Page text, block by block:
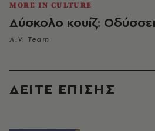
MORE IN CULTURE
Δύσκολο κουίζ:
A.V. Team
ΔΕΙΤΕ ΕΠΙΣΗΣ